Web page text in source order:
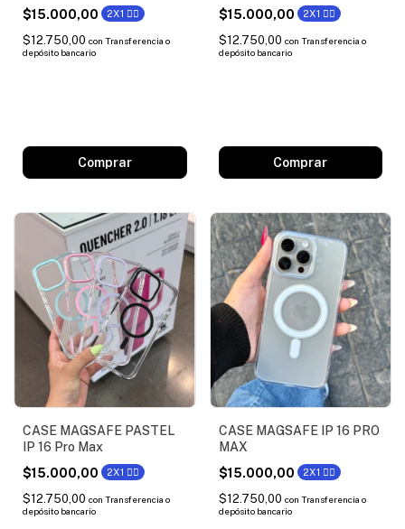
$15.000,00
2X1 ❤️‍🔥
$12.750,00 con Transferencia o
depósito bancario
Comprar
$15.000,00 2X1 ❤️‍🔥
$12.750,00 con Transferencia o
depósito bancario
Comprar
CASE MAGSAFE PASTEL
IP 16 Pro Max
$15.000,00
2X1 ❤️‍🔥
$12.750,00 con Transferencia o
depósito bancario
CASE MAGSAFE IP 16 PRO
MAX
$15.000,00
2X1 ❤️‍🔥
$12.750,00 con Transferencia o
depósito bancario